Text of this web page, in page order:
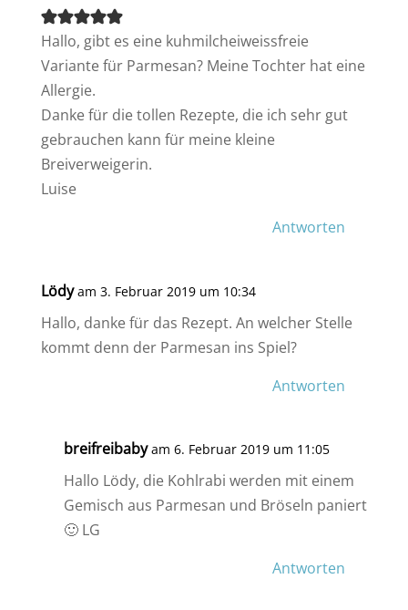
Hallo, gibt es eine kuhmilcheiweissfreie
Variante für Parmesan? Meine Tochter hat eine
Allergie.
Danke für die tollen Rezepte, die ich sehr gut
gebrauchen kann für meine kleine
Breiverweigerin.
Luise
Antworten
Lödy am 3. Februar 2019 um 10:34
Hallo, danke für das Rezept. An welcher Stelle
kommt denn der Parmesan ins Spiel?
Antworten
breifreibaby am 6. Februar 2019 um 11:05
Hallo Lödy, die Kohlrabi werden mit einem
Gemisch aus Parmesan und Bröseln paniert
🙂 LG
Antworten